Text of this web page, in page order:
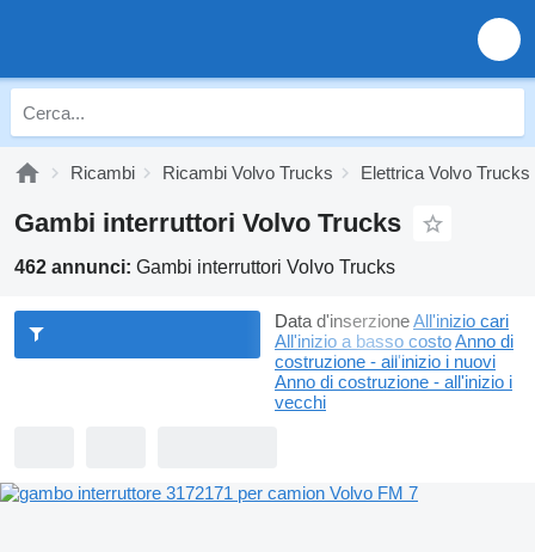
Ricambi Ricambi Volvo Trucks Elettrica Volvo Trucks
Gambi interruttori Volvo Trucks
462 annunci: Gambi interruttori Volvo Trucks
Data d'inserzioneAll'inizio cari
All'inizio a basso costoAnno di
costruzione - all'inizio i nuovi
Anno di costruzione - all'inizio i
vecchi